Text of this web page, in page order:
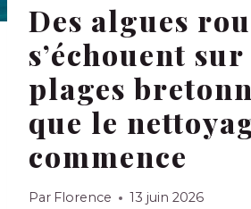
Des algues
s’échouent
plages
que le
commence
Par Florence 13 juin 2026